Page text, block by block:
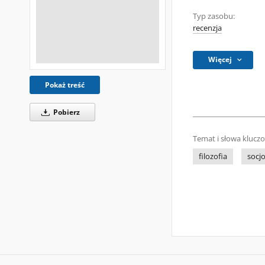
Pokaż treść
Pobierz
Typ zasobu:
recenzja
Więcej
Temat i słowa
filozofia